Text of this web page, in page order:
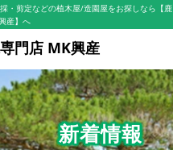
・剪定などの植木屋/造園屋をお探しなら【鹿
産】へ
門店 MK興産
新着情報